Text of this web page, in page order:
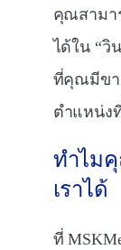
คุณสามา
ได้ใน “วิ
ที่คุณมีขา
ตำแหน่ง
ทำไม
เราได้
ที่